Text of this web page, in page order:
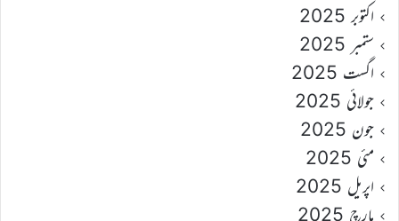
اکتوبر 2025
ستمبر 2025
اگست 2025
جولائی 2025
جون 2025
مئی 2025
اپریل 2025
مارچ 2025